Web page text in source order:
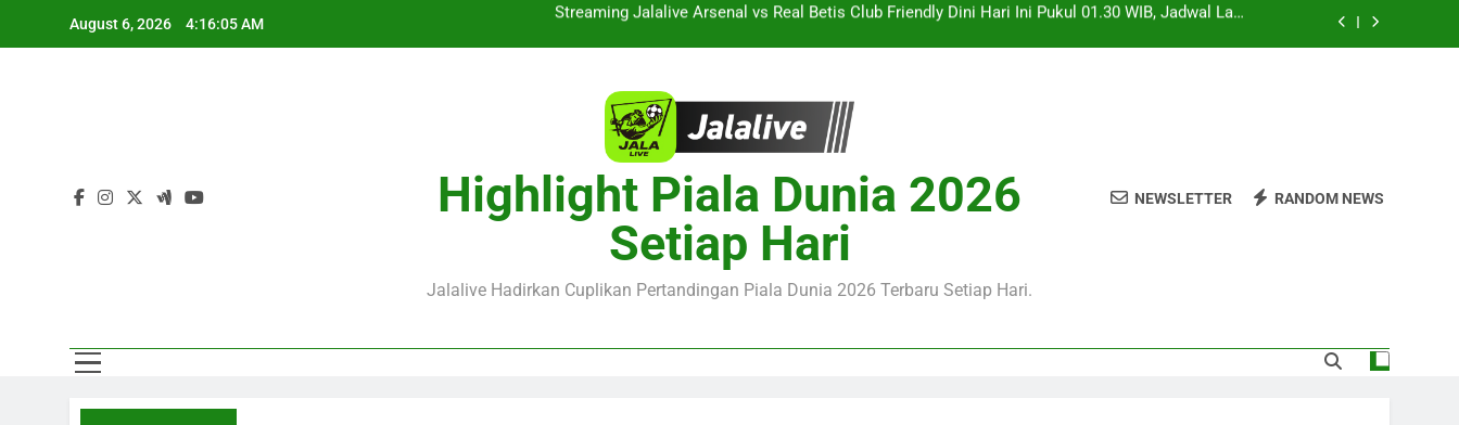
August 6, 2026 4:16:06 AM
Streaming Jalalive AC Milan vs Inter Milan Club Friendly Sore Ini Pukul 18.00 WIB – Pertandingan
KuPS vs U Craiova Liga Eropa UEFA Malam Ini Pukul 22.00 WIB Bersama Jalalive Siap Memanjakan
Streaming Jalalive Arsenal vs Real Betis Club Friendly Dini Hari Ini Pukul 01.30 WIB, Jadwal Laga
Persahabatan Bergengsi Musim Panas
Streaming Jalalive AC Milan vs Inter Milan Club Friendly Sore Ini Pukul 18.00 WIB – Pertandingan
Live Streaming Jalalive Thun vs Dinamo Zagreb Dini Hari Ini Pukul 01.00 WIB Laga Panas Liga Champions
Highlight Piala Dunia 2026
Setiap Hari
Jalalive Hadirkan Cuplikan Pertandingan Piala Dunia 2026 Terbaru Setiap Hari.
NEWSLETTER RANDOM NEWS